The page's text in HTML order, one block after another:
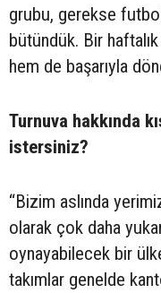
grubu, gerekse
bütündük. Bir
hem de başarıyla
Turnuva hakkında
istersiniz?
“Bizim aslında
olarak çok daha
oynayabilecek bir
takımlar genelde